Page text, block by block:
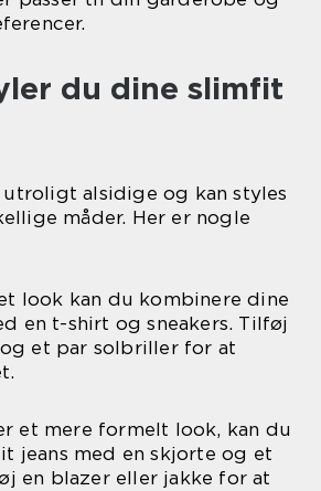
du dine slimfit
alsidige og kan styles
måder. Her er nogle
look kan du kombinere dine
en t-shirt og sneakers. Tilføj
et par solbriller for at
et mere formelt look, kan du
jeans med en skjorte og et
en blazer eller jakke for at